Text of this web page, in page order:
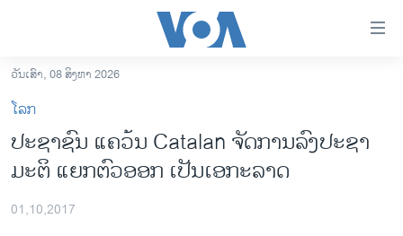
ເຂົ້າ
ຫາ
ຂ້າມ
ຂ້າມ
ຫາ
ອາເມຣິກາ
ຂ່າວ​ຈີນ
ວັນເສົາ, 08 ສິງຫາ 2026
ໂລກ
ປະຊາຊົນ ແຄວ້ນ Catalan ຈັດການລົງປະຊາ
ມະຕິ ແຍກຕົວອອກ ເປັນເອກະລາດ
01,10,2017